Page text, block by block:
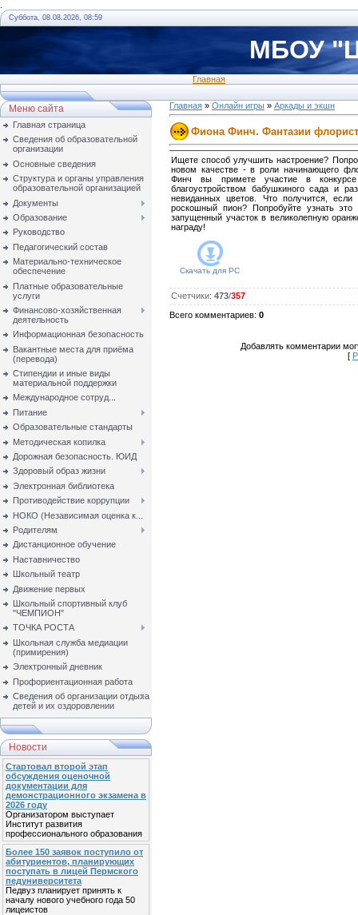
Суббота, 08.08.2026, 08:59
МБОУ
Главная
Меню сайта
Главная страница
Сведения об образовательной
организации
Основные сведения
Структура и органы управления
образовательной организацией
Документы
Образование
Руководство
Педагогический состав
Материально-техническое
обеспечение
Платные образовательные
услуги
Финансово-хозяйственная
деятельность
Информационная безопасность
Вакантные места для приёма
(перевода)
Стипендии и иные виды
материальной поддержки
Международное сотруд...
Питание
Образовательные стандарты
Методическая копилка
Дорожная безопасность. ЮИД
Здоровый образ жизни
Электронная библиотека
Противодействие коррупции
НОКО (Независимая оценка к...
Родителям
Дистанционное обучение
Наставничество
Школьный театр
Движение первых
Школьный спортивный клуб
"ЧЕМПИОН"
ТОЧКА РОСТА
Школьная служба медиации
(примирения)
Электронный дневник
Профориентационная работа
Сведения об организации отдыха
детей и их оздоровлении
Новости
Стартовал второй этап
обсуждения оценочной
документации для
демонстрационного экзамена в
2026 году
Организатором выступает
Институт развития
профессионального образования
Более 150 заявок поступило от
абитуриентов, планирующих
поступать в лицей Пермского
педуниверситета
Педвуз планирует принять к
началу нового учебного года 50
лицеистов
Главная » Онлайн игры » Аркады и экшн
Фиона Финч. Фантазии
Ищете способ улучшить настроение?
новом качестве - в роли начинающего
Финч вы примете участие в конкурсе
благоустройством бабушкиного сада и
невиданных цветов. Что получится, если
роскошный пион? Попробуйте узнать это
запущенный участок в великолепную
награду!
Скачать для PC
Счетчики: 473/357
Всего комментариев: 0
Добавлять комментарии
[